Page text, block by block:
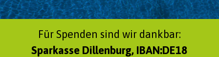
Für Spenden sind wir dankbar:
Sparkasse Dillenburg, IBAN:DE18